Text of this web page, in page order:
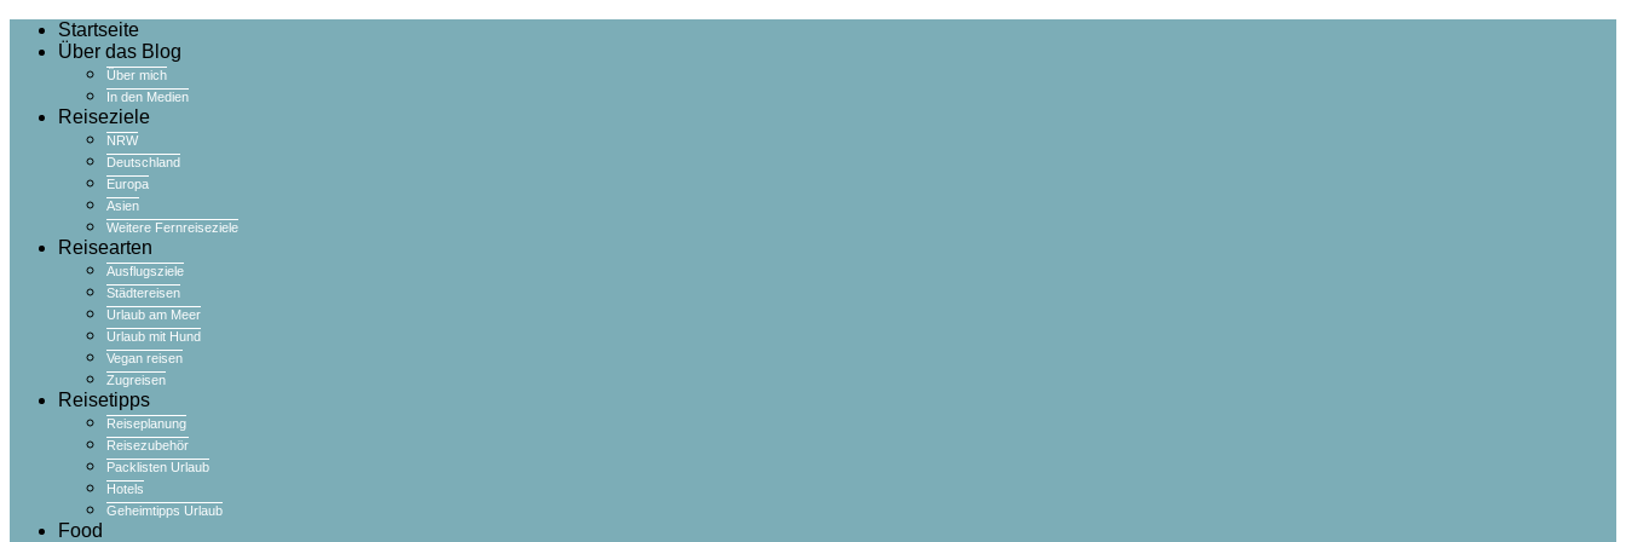
Startseite
Über das Blog
Über mich
In den Medien
Reiseziele
NRW
Deutschland
Europa
Asien
Weitere Fernreiseziele
Reisearten
Ausflugsziele
Städtereisen
Urlaub am Meer
Urlaub mit Hund
Vegan reisen
Zugreisen
Reisetipps
Reiseplanung
Reisezubehör
Packlisten Urlaub
Hotels
Geheimtipps Urlaub
Food